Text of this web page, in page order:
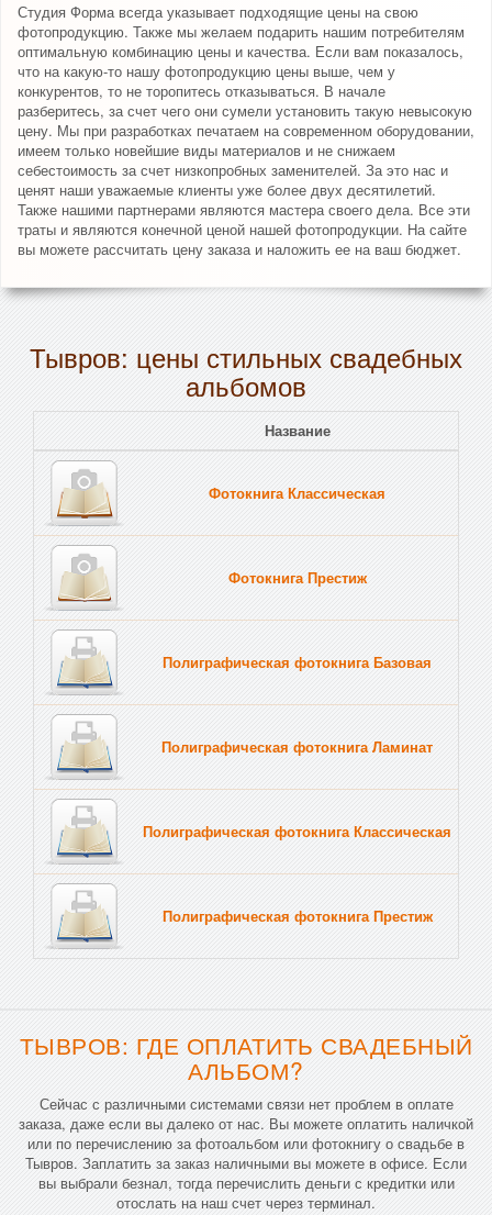
Студия Форма всегда указывает подходящие цены на свою
фотопродукцию. Также мы желаем подарить нашим потребителям
оптимальную комбинацию цены и качества. Если вам показалось,
что на какую-то нашу фотопродукцию цены выше, чем у
конкурентов, то не торопитесь отказываться. В начале
разберитесь, за счет чего они сумели установить такую невысокую
цену. Мы при разработках печатаем на современном оборудовании,
имеем только новейшие виды материалов и не снижаем
себестоимость за счет низкопробных заменителей. За это нас и
ценят наши уважаемые клиенты уже более двух десятилетий.
Также нашими партнерами являются мастера своего дела. Все эти
траты и являются конечной ценой нашей фотопродукции. На сайте
вы можете рассчитать цену заказа и наложить ее на ваш бюджет.
Тывров: цены стильных свадебных
альбомов
Название
Фотокнига Классическая
Фотокнига Престиж
Полиграфическая фотокнига Базовая
Полиграфическая фотокнига Ламинат
Полиграфическая фотокнига Классическая
Полиграфическая фотокнига Престиж
ТЫВРОВ: ГДЕ ОПЛАТИТЬ СВАДЕБНЫЙ
АЛЬБОМ?
Сейчас с различными системами связи нет проблем в оплате
заказа, даже если вы далеко от нас. Вы можете оплатить наличкой
или по перечислению за фотоальбом или фотокнигу о свадьбе в
Тывров. Заплатить за заказ наличными вы можете в офисе. Если
вы выбрали безнал, тогда перечислить деньги с кредитки или
отослать на наш счет через терминал.